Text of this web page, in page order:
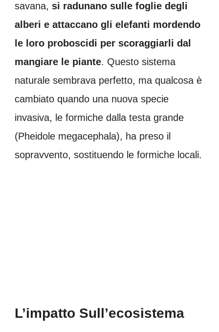
savana, si radunano sulle foglie degli
alberi e attaccano gli elefanti mordendo
le loro proboscidi per scoraggiarli dal
mangiare le piante. Questo sistema
naturale sembrava perfetto, ma qualcosa è
cambiato quando una nuova specie
invasiva, le formiche dalla testa grande
(Pheidole megacephala), ha preso il
sopravvento, sostituendo le formiche locali.
L’impatto Sull’ecosistema